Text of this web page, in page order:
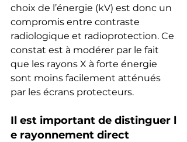
choix de l’énergie (kV) est donc un
compromis entre contraste
radiologique et radioprotection. Ce
constat est à modérer par le fait
que les rayons X à forte énergie
sont moins facilement atténués
par les écrans protecteurs.
Il est important de distinguer l
e rayonnement direct